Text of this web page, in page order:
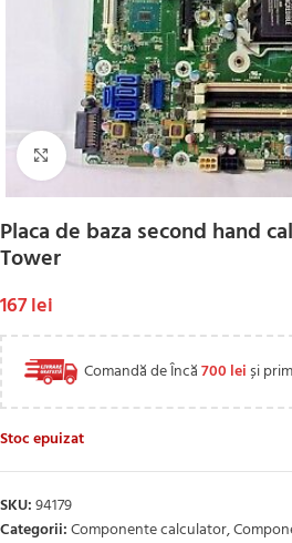
Click to enlarge
Placa de baza second hand
Tower
167lei
Comandă de Încă700 leiși
Stoc epuizat
SKU:94179
Categorii:Componente calculator,